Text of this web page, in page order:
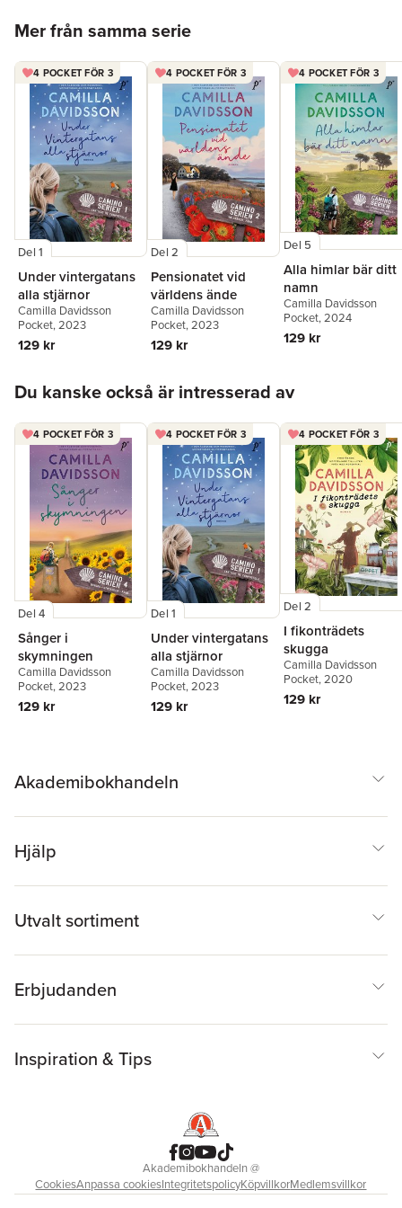
Mer från samma serie
4 POCKET FÖR 3
Del 1
Under vintergatans
alla stjärnor
Camilla Davidsson
Pocket, 2023
129 kr
4 POCKET FÖR 3
Del 2
Pensionatet vid
världens ände
Camilla Davidsson
Pocket, 2023
129 kr
4 POCKET FÖR 3
Del 5
Alla himlar bär ditt
namn
Camilla Davidsson
Pocket, 2024
129 kr
Du kanske också är intresserad av
4 POCKET FÖR 3
Del 4
Sånger i
skymningen
Camilla Davidsson
Pocket, 2023
129 kr
4 POCKET FÖR 3
Del 1
Under vintergatans
alla stjärnor
Camilla Davidsson
Pocket, 2023
129 kr
4 POCKET FÖR 3
Del 2
I fikonträdets
skugga
Camilla Davidsson
Pocket, 2020
129 kr
Akademibokhandeln
Hjälp
Utvalt sortiment
Erbjudanden
Inspiration & Tips
Akademibokhandeln@
CookiesAnpassa cookiesIntegritetspolicyKöpvillkorMedlemsvillkor